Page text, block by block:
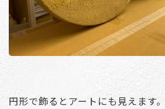
円形で飾るとアートにも見えます。